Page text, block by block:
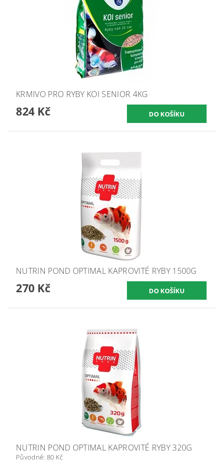
KRMIVO PRO RYBY KOI SENIOR 4KG
824 Kč
NUTRIN POND OPTIMAL KAPROVITÉ RYBY 1500G
270 Kč
NUTRIN POND OPTIMAL KAPROVITÉ RYBY 320G
Původně: 80 Kč